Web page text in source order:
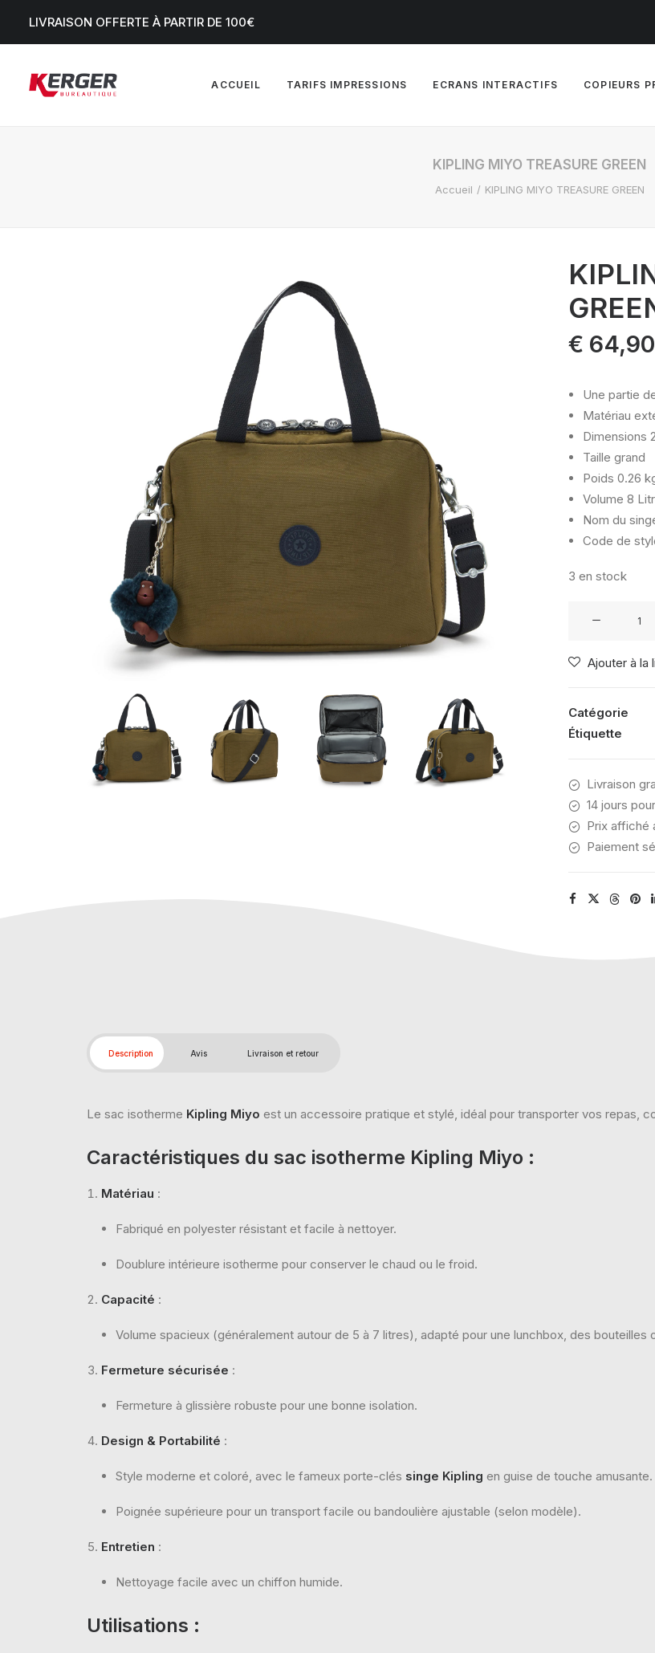
LIVRAISON OFFERTE À PARTIR DE 100€
ACCUEIL TARIFS IMPRESSIONS ECRANS INTERACTIFS COPIEURS
KIPLING MIYO TREASURE GREEN
Accueil KIPLING MIYO TREASURE GREEN
€ 64,90
Une partie
Matériau
Dimensions
Taille grand
Poids 0.26
Volume 8
Nom du
Code de
3 en stock
MIYO
GREEN
Ajouter à la
Catégorie
Étiquette
Livraison
14 jours
Prix affiché
Paiement
Description Avis Livraison et retour
Le sac isotherme Kipling Miyo est un accessoire pratique et stylé, idéal pour transporter vos repas,
Caractéristiques du sac isotherme Kipling Miyo :
Matériau :
Fabriqué en polyester résistant et facile à nettoyer.
Doublure intérieure isotherme pour conserver le chaud ou le froid.
Capacité :
Volume spacieux (généralement autour de 5 à 7 litres), adapté pour une lunchbox, des bouteilles
Fermeture sécurisée :
Fermeture à glissière robuste pour une bonne isolation.
Design & Portabilité :
Style moderne et coloré, avec le fameux porte-clés singe Kipling en guise de touche amusante.
Poignée supérieure pour un transport facile ou bandoulière ajustable (selon modèle).
Entretien :
Nettoyage facile avec un chiffon humide.
Utilisations :